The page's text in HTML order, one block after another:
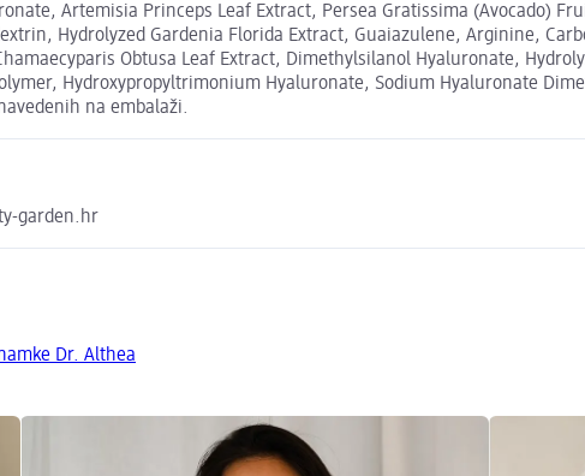
Artemisia Princeps Leaf Extract, Persea Gratissima (Avocado)
Hydrolyzed Gardenia Florida Extract, Guaiazulene, Arginine,
Obtusa Leaf Extract, Dimethylsilanol Hyaluronate,
Hydroxypropyltrimonium Hyaluronate, Sodium Hyaluronate
na embalaži.
garden.hr
Dr. Althea